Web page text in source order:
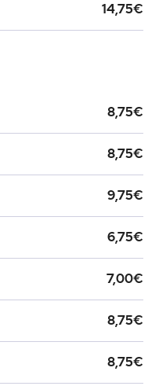
14,75€
8,75€
8,75€
9,75€
6,75€
7,00€
8,75€
8,75€